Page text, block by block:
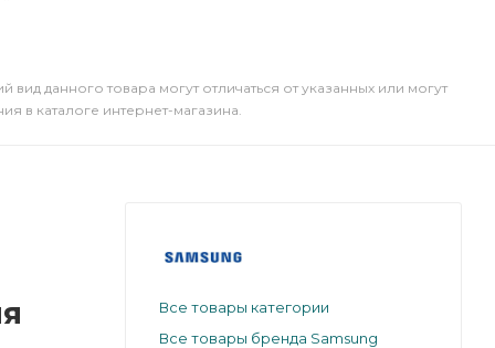
вид данного товара могут отличаться от указанных или могут
в каталоге интернет-магазина.
Все товары категории
Все товары бренда Samsung